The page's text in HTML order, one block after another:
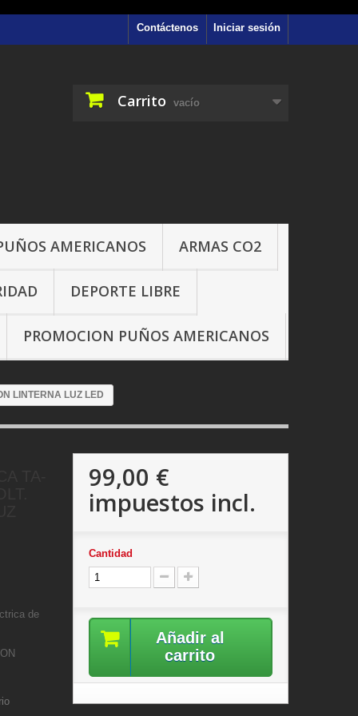
Iniciar sesión
Contáctenos
Carrito vacío
AMERICANOS ARMAS CO2
DEPORTE LIBRE
PROMOCION PUÑOS AMERICANOS
LINTERNA LUZ LED
de
99,00 €
impuestos incl.
Cantidad
Añadir al
carrito